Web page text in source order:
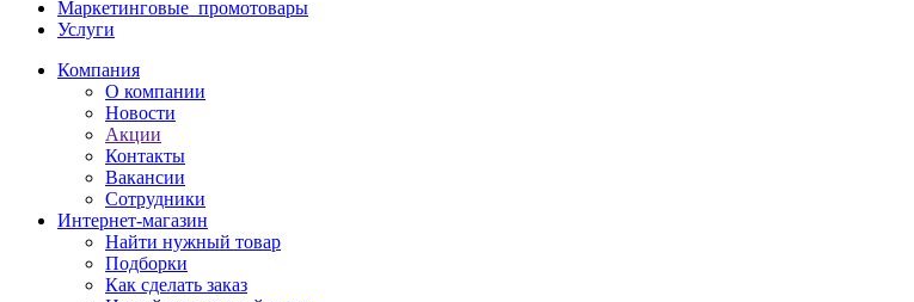
Маркетинговые_промотовары
Услуги
Компания
О компании
Новости
Акции
Контакты
Вакансии
Сотрудники
Интернет-магазин
Найти нужный товар
Подборки
Как сделать заказ